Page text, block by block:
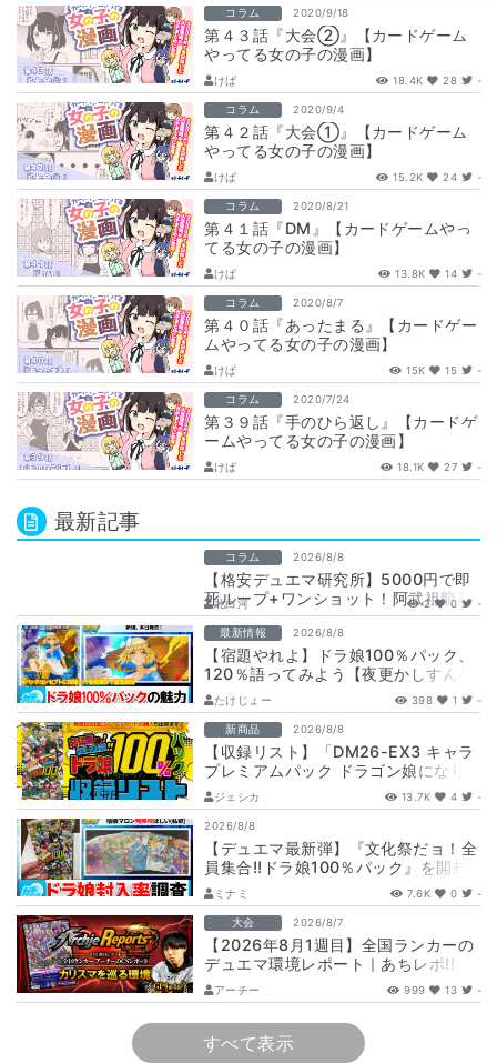
コラム 2020/9/18
第４３話『大会②』【カードゲーム
やってる女の子の漫画】
けぱ 18.4K 28 -
コラム 2020/9/4
第４２話『大会①』【カードゲーム
やってる女の子の漫画】
けぱ 15.2K 24 -
コラム 2020/8/21
第４１話『DM』【カードゲームやっ
てる女の子の漫画】
けぱ 13.8K 14 -
コラム 2020/8/7
第４０話『あったまる』【カードゲー
ムやってる女の子の漫画】
けぱ 15K 15 -
コラム 2020/7/24
第３９話『手のひら返し』【カードゲ
ームやってる女の子の漫画】
けぱ 18.1K 27 -
最新記事
コラム 2026/8/8
【格安デュエマ研究所】5000円で即
死ループ+ワンショット！阿武祖龍斗
必駆蛮
北白河 2 0 -
最新情報 2026/8/8
【宿題やれよ】ドラ娘100％パック、
120％語ってみよう【夜更かしすんな
よ】
たけじょー 398 1 -
新商品 2026/8/8
【収録リスト】「DM26-EX3 キャラ
プレミアムパック ドラゴン娘になり
たくないっ！ 文化祭だョ！全員集
合!…
ジェシカ 13.7K 4 -
2026/8/8
【デュエマ最新弾】『文化祭だョ！全
員集合!!ドラ娘100％パック』を開封
して封入率調査！【25周年/ドラゴン
娘…
ミナミ 7.6K 0 -
大会 2026/8/7
【2026年8月1週目】全国ランカーの
デュエマ環境レポート｜あちレポ!!
【毎週金曜更新】
アーチー 999 13 -
すべて表示